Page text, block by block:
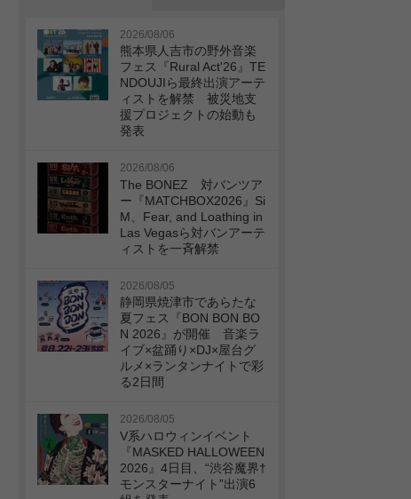
2026/08/06
熊本県人吉市の野外音楽
フェス『Rural Act'26』TE
NDOUJIら最終出演アーテ
ィストを解禁 被災地支
援プロジェクトの始動も
発表
2026/08/06
The BONEZ 対バンツア
ー『MATCHBOX2026』Si
M、Fear, and Loathing in
Las Vegasら対バンアーテ
ィストを一斉解禁
2026/08/05
静岡県焼津市であらたな
夏フェス『BON BON BO
N 2026』が開催 音楽ラ
イブ×盆踊り×DJ×屋台グ
ルメ×ランタンナイトで彩
る2日間
2026/08/05
V系ハロウィンイベント
『MASKED HALLOWEEN
2026』4日目、“渋谷魔界†
モンスターナイト”出演6